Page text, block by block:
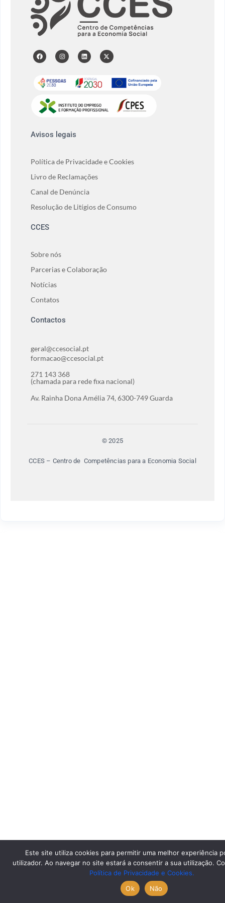
Avisos legais
Política de Privacidade e Cookies
Livro de Reclamações
Canal de Denúncia
Resolução de Litígios de Consumo
CCES
Sobre nós
Parcerias e Colaboração
Notícias
Contatos
Contactos
geral@ccesocial.pt
formacao@ccesocial.pt
271 143 368
(chamada para rede fixa nacional)
Av. Rainha Dona Amélia 74, 6300-749 Guarda
© 2025
CCES – Centro de Competências para a Economia Social
Este site utiliza cookies para permitir uma melhor experiência
utilizador. Ao navegar no site estará a consentir a sua utilização.
Política de Privacidade e Cookies.
Ok
Não